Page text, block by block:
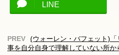
LINE
(ウォーレン・バフェット)
事を自分自身で理解していない所か